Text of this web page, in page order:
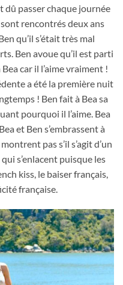
dû passer chaque journée
rencontrés deux ans
qu’il s’était très mal
Ben avoue qu’il est parti
car il l’aime vraiment !
a été la première nuit
! Ben fait à Bea sa
pourquoi il l’aime. Bea
et Ben s’embrassent à
pas s’il s’agit d’un
s’enlacent puisque les
kiss, le baiser français,
française.